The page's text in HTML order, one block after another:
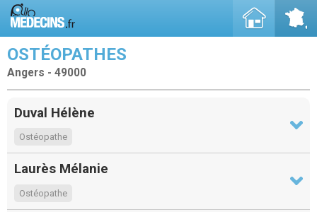
OSTÉOPATHES
Angers - 49000
Duval Hélène
Ostéopathe
Laurès Mélanie
Ostéopathe